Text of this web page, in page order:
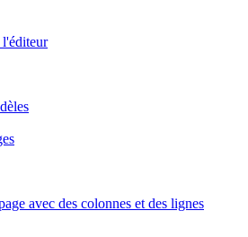
l'éditeur
avec des colonnes et des lignes